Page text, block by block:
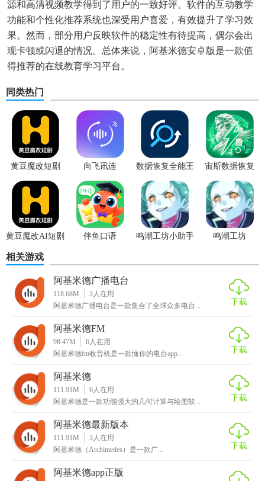
源和高清视频教学得到了用户的一致好评。软件的互动教学
功能和个性化推荐系统也深受用户喜爱，有效提升了学习效
果。然而，部分用户反映软件的稳定性有待提高，偶尔会出
现卡顿或闪退的情况。总体来说，阿基米德安卓版是一款值
得推荐的在线教育学习平台。
同类热门
黄豆魔改短剧 向飞讯连 数据恢复全能王 宙斯数据恢复
黄豆魔改AI短剧 伴鱼口语 鸣潮工坊小助手 鸣潮工坊
相关游戏
阿基米德广播电台
118.68M 3人在用
阿基米德广播电台是一款集合了全球众多电台...
下载
阿基米德FM
98.47M 6人在用
阿基米德fm收音机是一款懂你的电台app...
下载
阿基米德
111.91M 6人在用
阿基米德是一款功能强大的几何计算与绘图软...
下载
阿基米德最新版本
111.91M 3人在用
阿基米德（Archimedes）是一款广...
下载
阿基米德app正版